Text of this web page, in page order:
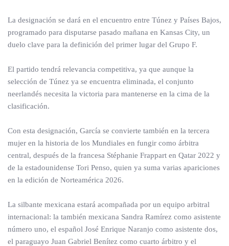
La designación se dará en el encuentro entre Túnez y Países Bajos,
programado para disputarse pasado mañana en Kansas City, un
duelo clave para la definición del primer lugar del Grupo F.
El partido tendrá relevancia competitiva, ya que aunque la
selección de Túnez ya se encuentra eliminada, el conjunto
neerlandés necesita la victoria para mantenerse en la cima de la
clasificación.
Con esta designación, García se convierte también en la tercera
mujer en la historia de los Mundiales en fungir como árbitra
central, después de la francesa Stéphanie Frappart en Qatar 2022 y
de la estadounidense Tori Penso, quien ya suma varias apariciones
en la edición de Norteamérica 2026.
La silbante mexicana estará acompañada por un equipo arbitral
internacional: la también mexicana Sandra Ramírez como asistente
número uno, el español José Enrique Naranjo como asistente dos,
el paraguayo Juan Gabriel Benítez como cuarto árbitro y el